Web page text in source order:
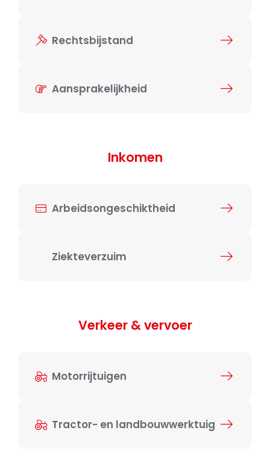
Rechtsbijstand
Aansprakelijkheid
Inkomen
Arbeidsongeschiktheid
Ziekteverzuim
Verkeer & vervoer
Motorrijtuigen
Tractor- en landbouwwerktuig